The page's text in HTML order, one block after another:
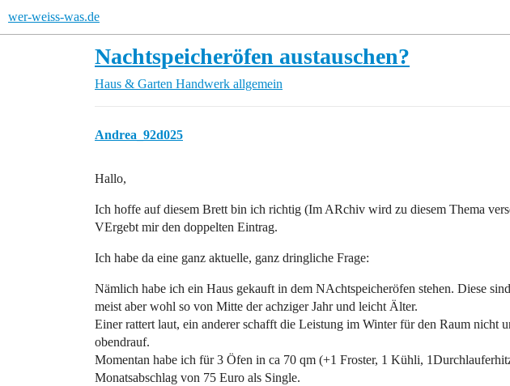
wer-weiss-was.de
Nachtspeicheröfen austauschen?
Haus & Garten Handwerk allgemein
Andrea_92d025
Hallo,
Ich hoffe auf diesem Brett bin ich richtig (Im ARchiv wird zu diesem Thema
VErgebt mir den doppelten Eintrag.
Ich habe da eine ganz aktuelle, ganz dringliche Frage:
Nämlich habe ich ein Haus gekauft in dem NAchtspeicheröfen stehen. Diese
meist aber wohl so von Mitte der achziger Jahr und leicht Älter.
Einer rattert laut, ein anderer schafft die Leistung im Winter für den Raum nicht
obendrauf.
Momentan habe ich für 3 Öfen in ca 70 qm (+1 Froster, 1 Kühli,
Monatsabschlag von 75 Euro als Single.